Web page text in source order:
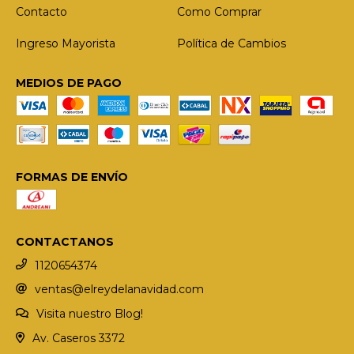
Contacto Como Comprar
Ingreso Mayorista Política de Cambios
MEDIOS DE PAGO
FORMAS DE ENVÍO
CONTACTANOS
1120654374
ventas@elreydelanavidad.com
Visita nuestro Blog!
Av. Caseros 3372